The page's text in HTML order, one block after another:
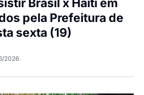
Brasil x Haiti em
pela Prefeitura de
sexta (19)
2026